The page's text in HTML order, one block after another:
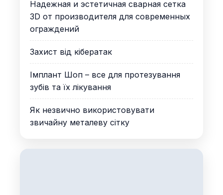
Надежная и эстетичная сварная сетка
3D от производителя для современных
ограждений
Захист від кібератак
Імплант Шоп – все для протезування
зубів та їх лікування
Як незвично використовувати
звичайну металеву сітку